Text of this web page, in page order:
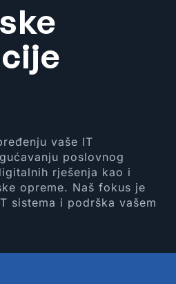
vaše IT
poslovnog
rješenja kao i
opreme. Naš fokus je
sistema i podrška vašem